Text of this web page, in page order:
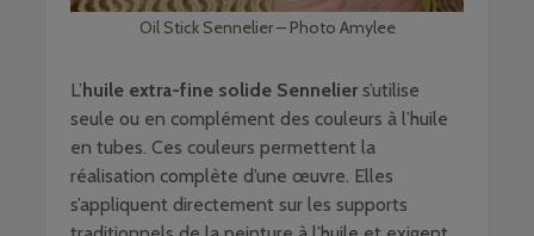
Oil Stick Sennelier – Photo Amylee
L’huile extra-fine solide Senneliers’utilise
seule ou en complément des couleurs à l’huile
en tubes. Ces couleurs permettent la
réalisation complète d’une œuvre. Elles
s’appliquent directement sur les supports